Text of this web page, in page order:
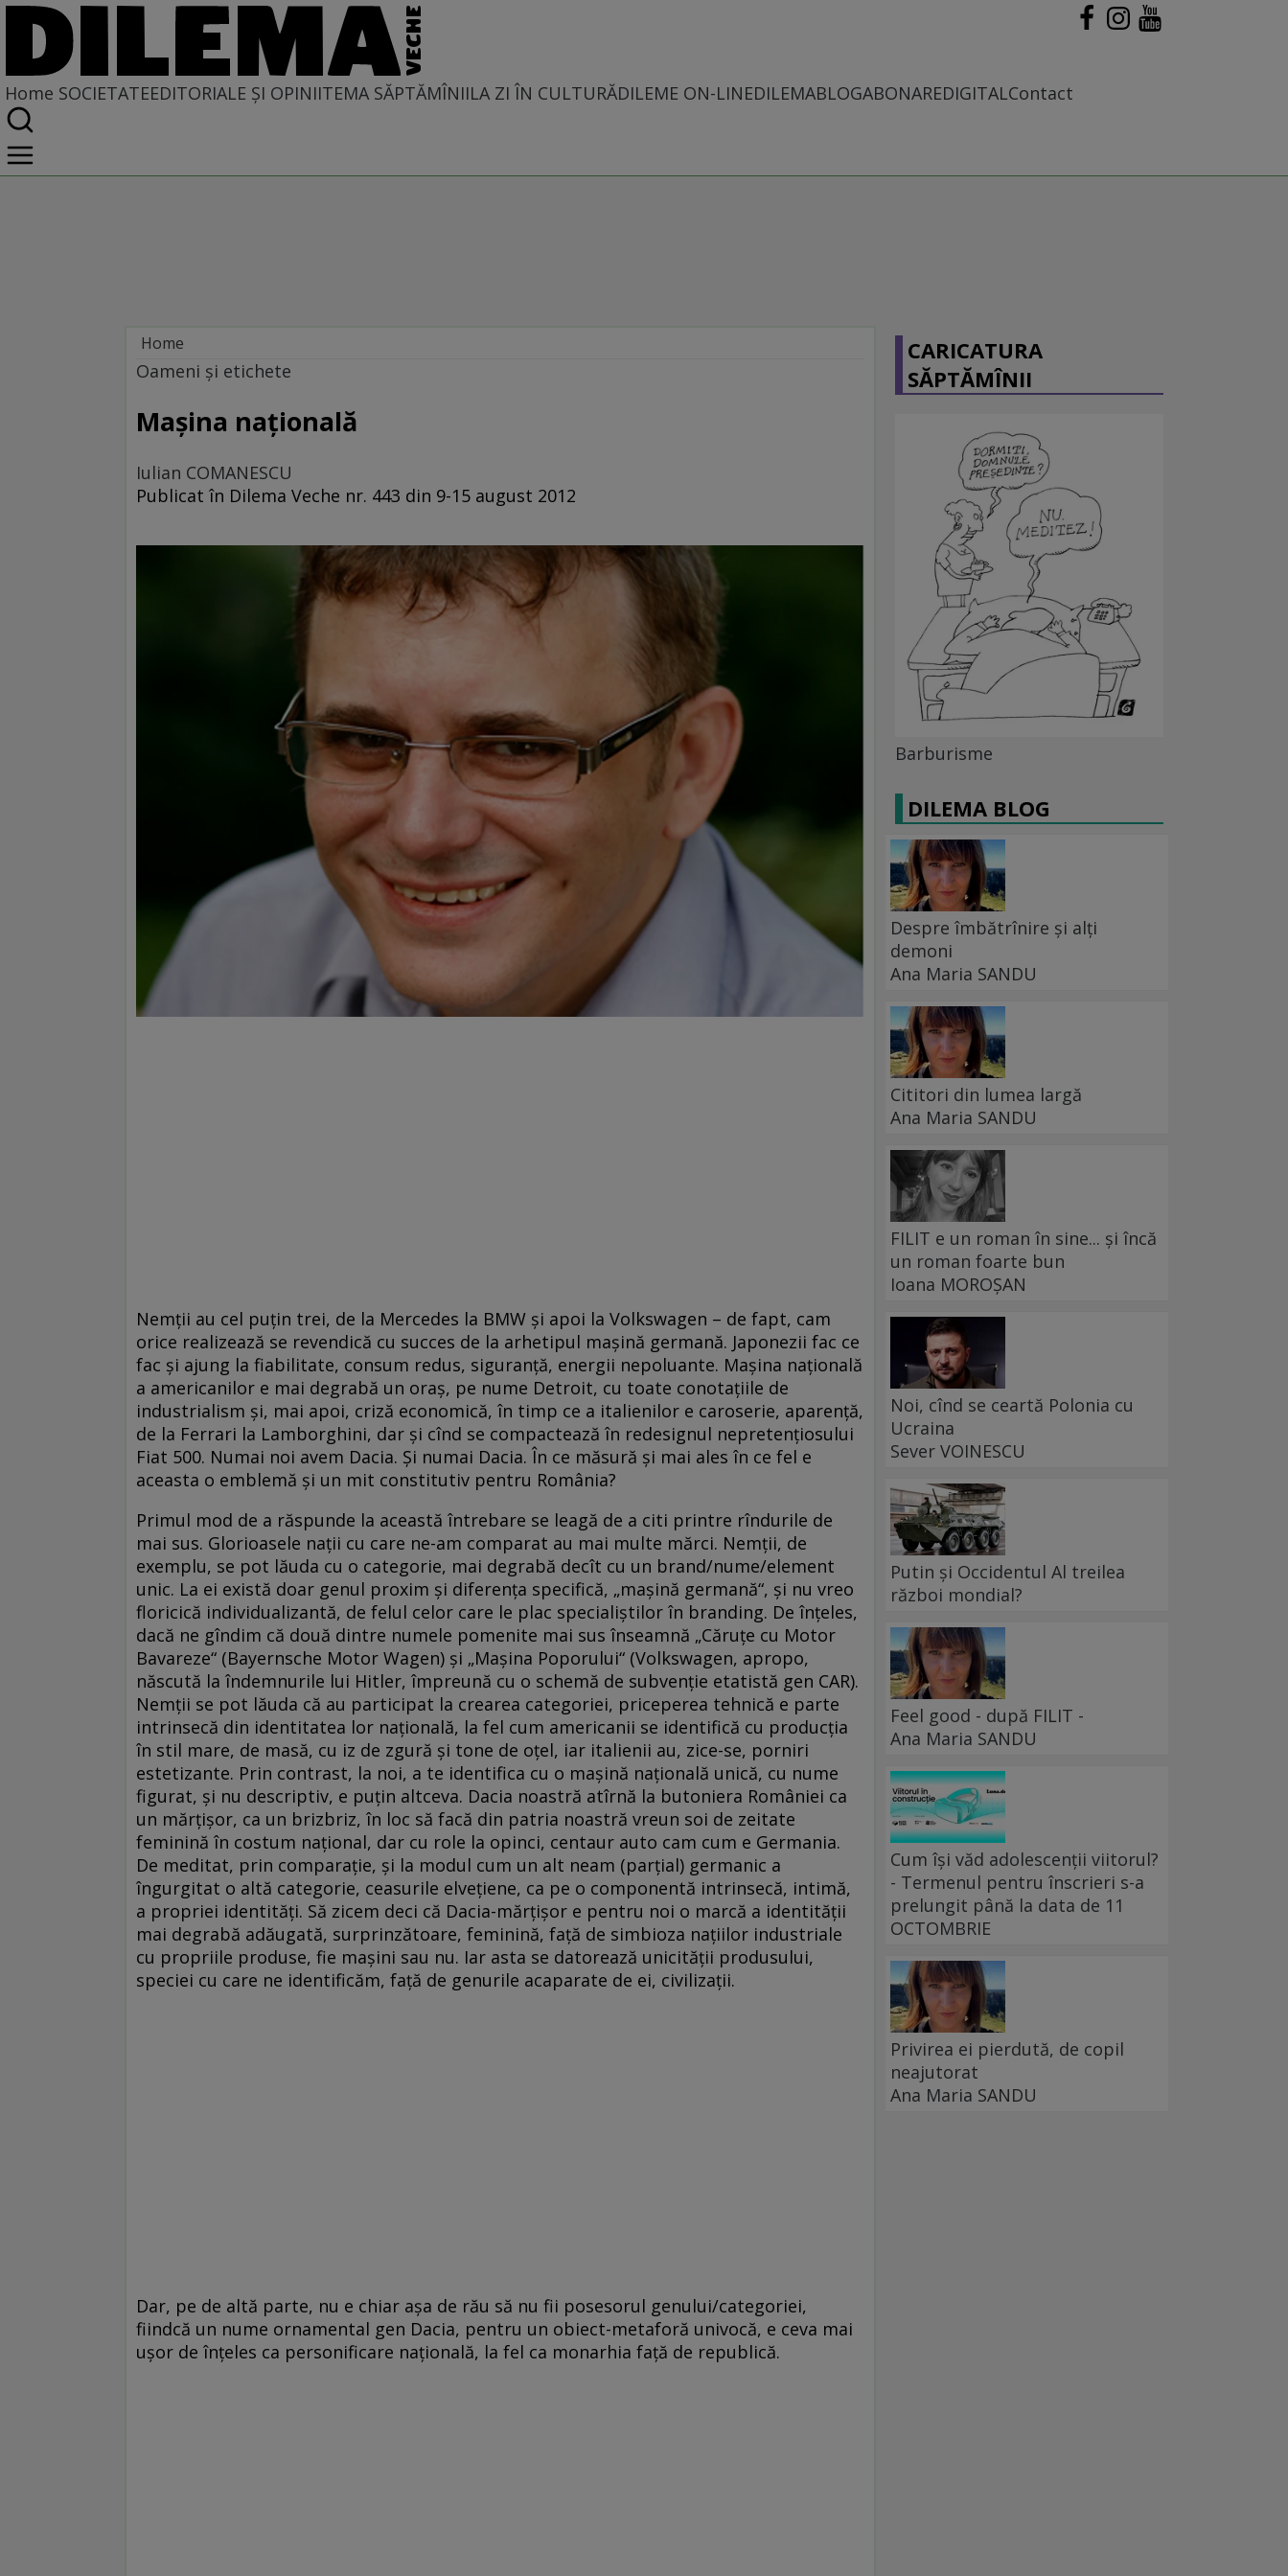
Home SOCIETATEEDITORIALE ȘI OPINIITEMA SĂPTĂMÎNIILA ZI ÎN CULTURĂDILEME ON-LINEDILEMABLOGABONAREDIGITALContact
Home
Societate
MASS COMEDIA
Oameni şi etichete
Maşina naţională
Iulian COMANESCU
Publicat în Dilema Veche nr. 443 din 9-15 august 2012
Nemții au cel puțin trei, de la Mercedes la BMW și apoi la Volkswagen – de fapt, cam
orice realizează se revendică cu succes de la arhetipul mașină germană. Japonezii fac ce
fac și ajung la fiabilitate, consum redus, siguranță, energii nepoluante. Mașina națională
a americanilor e mai degrabă un oraș, pe nume Detroit, cu toate conotațiile de
industrialism și, mai apoi, criză economică, în timp ce a italienilor e caroserie, aparență,
de la Ferrari la Lamborghini, dar și cînd se compactează în redesignul nepretențiosului
Fiat 500. Numai noi avem Dacia. Și numai Dacia. În ce măsură și mai ales în ce fel e
aceasta o emblemă și un mit constitutiv pentru România?
Primul mod de a răspunde la această întrebare se leagă de a citi printre rîndurile de
mai sus. Glorioasele nații cu care ne-am comparat au mai multe mărci. Nemții, de
exemplu, se pot lăuda cu o categorie, mai degrabă decît cu un brand/nume/element
unic. La ei există doar genul proxim și diferența specifică, „mașină germană“, și nu vreo
floricică individualizantă, de felul celor care le plac specialiștilor în branding. De înțeles,
dacă ne gîndim că două dintre numele pomenite mai sus înseamnă „Căruțe cu Motor
Bavareze“ (Bayernsche Motor Wagen) și „Mașina Poporului“ (Volkswagen, apropo,
născută la îndemnurile lui Hitler, împreună cu o schemă de subvenție etatistă gen CAR).
Nemții se pot lăuda că au participat la crearea categoriei, priceperea tehnică e parte
intrinsecă din identitatea lor națională, la fel cum americanii se identifică cu producția
în stil mare, de masă, cu iz de zgură și tone de oțel, iar italienii au, zice-se, porniri
estetizante. Prin contrast, la noi, a te identifica cu o mașină națională unică, cu nume
figurat, și nu descriptiv, e puțin altceva. Dacia noastră atîrnă la butoniera României ca
un mărțișor, ca un brizbriz, în loc să facă din patria noastră vreun soi de zeitate
feminină în costum național, dar cu role la opinci, centaur auto cam cum e Germania.
De meditat, prin comparație, și la modul cum un alt neam (parțial) germanic a
îngurgitat o altă categorie, ceasurile elvețiene, ca pe o componentă intrinsecă, intimă,
a propriei identități. Să zicem deci că Dacia-mărțișor e pentru noi o marcă a identității
mai degrabă adăugată, surprinzătoare, feminină, față de simbioza națiilor industriale
cu propriile produse, fie mașini sau nu. Iar asta se datorează unicității produsului,
speciei cu care ne identificăm, față de genurile acaparate de ei, civilizații.
Dar, pe de altă parte, nu e chiar așa de rău să nu fii posesorul genului/categoriei,
fiindcă un nume ornamental gen Dacia, pentru un obiect-metaforă univocă, e ceva mai
ușor de înțeles ca personificare națională, la fel ca monarhia față de republică.
CARICATURA
SĂPTĂMÎNII
Barburisme
DILEMA BLOG
Despre îmbătrînire și alți
demoni
Ana Maria SANDU
Cititori din lumea largă
Ana Maria SANDU
FILIT e un roman în sine... și încă
un roman foarte bun
Ioana MOROȘAN
Noi, cînd se ceartă Polonia cu
Ucraina
Sever VOINESCU
Putin și Occidentul Al treilea
război mondial?
Feel good - după FILIT -
Ana Maria SANDU
Cum își văd adolescenții viitorul?
- Termenul pentru înscrieri s-a
prelungit până la data de 11
OCTOMBRIE
Privirea ei pierdută, de copil
neajutorat
Ana Maria SANDU